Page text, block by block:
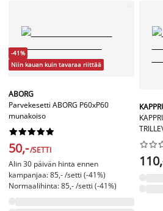
-41%
Niin kauan kuin tavaraa riittää
ABORG
Parvekesetti ABORG P60xP60
munakoiso






50,-/SETTI
Alin 30 päivän hinta ennen
kampanjaa: 85,- /setti (-41%)
Normaalihinta: 85,- /setti (-41%)


